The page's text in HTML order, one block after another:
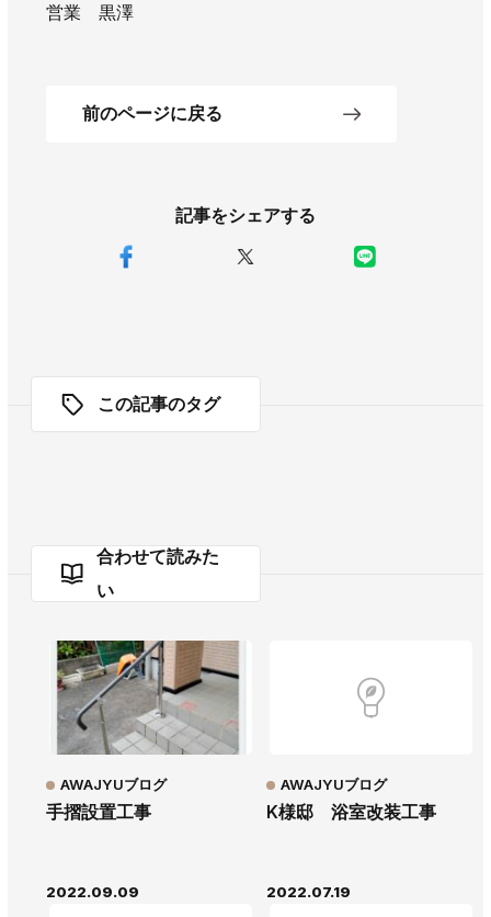
記事をシェアする
営業 黒澤
前のページに戻る
この記事のタグ
合わせて読みた
い
手摺設置工事
AWAJYUブログ
2022.09.09
K様邸 浴室改装工事
AWAJYUブログ
2022.07.19